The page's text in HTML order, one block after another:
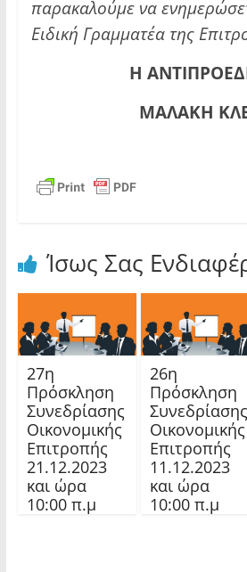
παρακαλούμε να
Ειδική Γραμματέα της
Η
ΜΑΛΑΚΗ
Ίσως Σας
27η
Πρόσκληση
Συνεδρίασης
Οικονομικής
Επιτροπής
21.12.2023
και ώρα
10:00 π.μ
26η
Πρόσκληση
Συνεδρίασης
Οικονομικής
Επιτροπής
11.12.2023
και ώρα
10:00 π.μ